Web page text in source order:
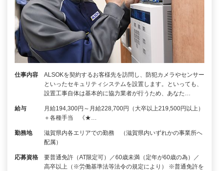
仕事内容
ALSOKを契約するお客様先を訪問し、防犯カメラやセンサー
といったセキュリティシステムを設置します。といっても、
設置工事自体は基本的に協力業者が行うため、あなた…
給与
月給194,300円～月給228,700円（大卒以上219,500円以上）
＋各種手当 《★…
勤務地
滋賀県内各エリアでの勤務 （滋賀県内いずれかの事業所へ
配属）
応募資格
要普通免許（AT限定可）／60歳未満（定年が60歳の為）／
高卒以上（※労働基準法等法令の規定により） ※普通免許を